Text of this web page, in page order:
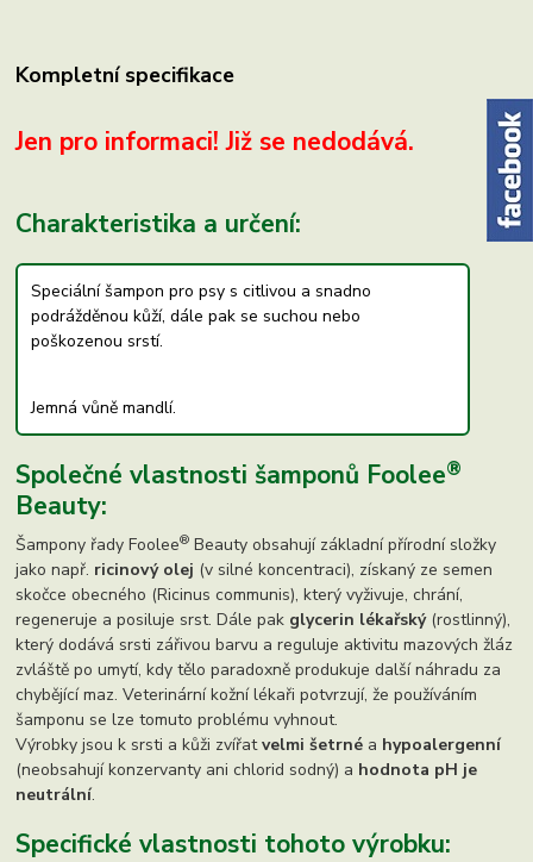
Kompletní specifikace
Jen pro informaci! Již se nedodává.
Charakteristika a určení:
Speciální šampon pro psy s citlivou a snadno
podrážděnou kůží, dále pak se suchou nebo
poškozenou srstí.
Jemná vůně mandlí.
Společné vlastnosti šamponů Foolee®
Beauty:
Šampony řady Foolee® Beauty obsahují základní přírodní složky
jako např. ricinový olej (v silné koncentraci), získaný ze semen
skočce obecného (Ricinus communis), který vyživuje, chrání,
regeneruje a posiluje srst. Dále pak glycerin lékařský(rostlinný),
který dodává srsti zářivou barvu a reguluje aktivitu mazových žláz
zvláště po umytí, kdy tělo paradoxně produkuje další náhradu za
chybějící maz. Veterinární kožní lékaři potvrzují, že používáním
šamponu se lze tomuto problému vyhnout.
Výrobky jsou k srsti a kůži zvířatvelmi šetrné a hypoalergenní
(neobsahují konzervanty ani chlorid sodný) a hodnota pH je
neutrální.
Specifické vlastnosti tohoto výrobku: